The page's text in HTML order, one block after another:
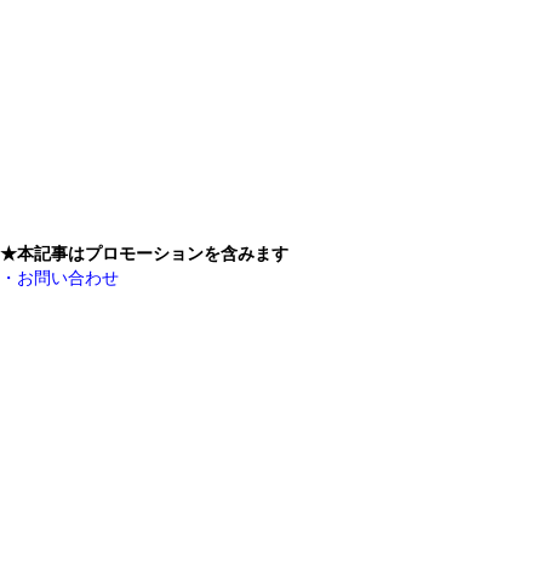
★本記事はプロモーションを含みます
・お問い合わせ